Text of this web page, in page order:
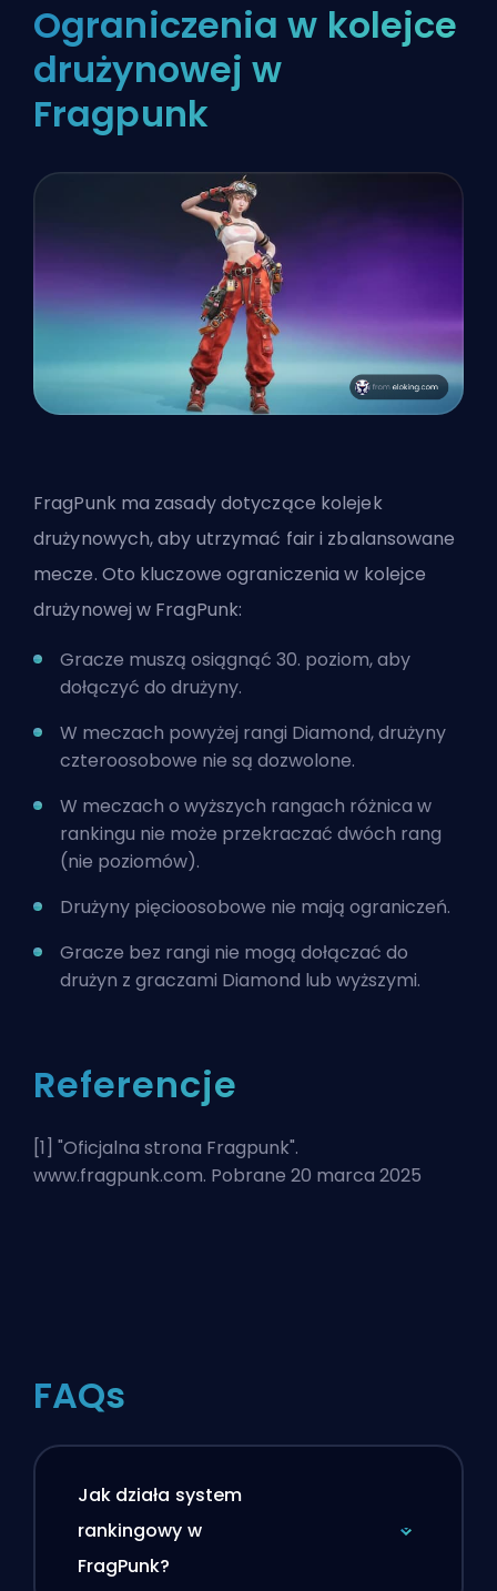
Ograniczenia w kolejce
drużynowej w
Fragpunk
FragPunk ma zasady dotyczące kolejek
drużynowych, aby utrzymać fair i zbalansowane
mecze. Oto kluczowe ograniczenia w kolejce
drużynowej w FragPunk:
Gracze muszą osiągnąć 30. poziom, aby
dołączyć do drużyny.
W meczach powyżej rangi Diamond, drużyny
czteroosobowe nie są dozwolone.
W meczach o wyższych rangach różnica w
rankingu nie może przekraczać dwóch rang
(nie poziomów).
Drużyny pięcioosobowe nie mają ograniczeń.
Gracze bez rangi nie mogą dołączać do
drużyn z graczami Diamond lub wyższymi.
Referencje
[1] "Oficjalna strona Fragpunk".
www.fragpunk.com. Pobrane 20 marca 2025
FAQs
Jak działa system
rankingowy w
FragPunk?